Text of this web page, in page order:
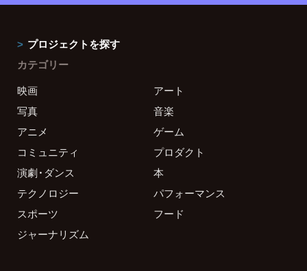
プロジェクトを探す
カテゴリー
映画
アート
写真
音楽
アニメ
ゲーム
コミュニティ
プロダクト
演劇・ダンス
本
テクノロジー
パフォーマンス
スポーツ
フード
ジャーナリズム